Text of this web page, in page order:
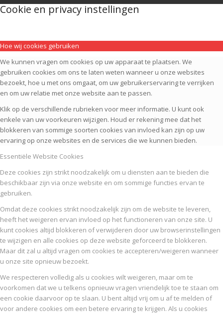
Cookie en privacy instellingen
Hoe wij cookies gebruiken
We kunnen vragen om cookies op uw apparaat te plaatsen. We
gebruiken cookies om ons te laten weten wanneer u onze websites
bezoekt, hoe u met ons omgaat, om uw gebruikerservaring te verrijken
en om uw relatie met onze website aan te passen.
Klik op de verschillende rubrieken voor meer informatie. U kunt ook
enkele van uw voorkeuren wijzigen. Houd er rekening mee dat het
blokkeren van sommige soorten cookies van invloed kan zijn op uw
ervaring op onze websites en de services die we kunnen bieden.
Essentiële Website Cookies
Deze cookies zijn strikt noodzakelijk om u diensten aan te bieden die
beschikbaar zijn via onze website en om sommige functies ervan te
gebruiken.
Omdat deze cookies strikt noodzakelijk zijn om de website te leveren,
heeft het weigeren ervan invloed op het functioneren van onze site. U
kunt cookies altijd blokkeren of verwijderen door uw browserinstellingen
te wijzigen en alle cookies op deze website geforceerd te blokkeren.
Maar dit zal u altijd vragen om cookies te accepteren/weigeren wanneer
u onze site opnieuw bezoekt.
We respecteren volledig als u cookies wilt weigeren, maar om te
voorkomen dat we u telkens opnieuw vragen vriendelijk toe te staan om
een cookie daarvoor op te slaan. U bent altijd vrij om u af te melden of
voor andere cookies om een betere ervaring te krijgen. Als u cookies